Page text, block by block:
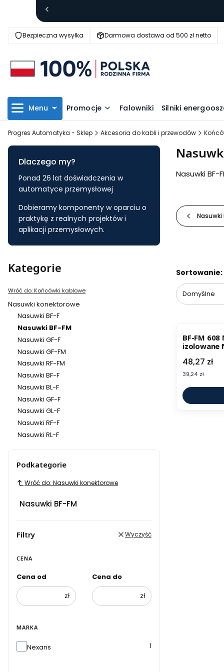
Bezpieczna wysyłka Darmowa dostawa od 500 zł netto
Menu Promocje Falowniki Silniki
Progres Automatyka - Sklep Akcesoria do kabli i przewodów
Dlaczego my?
Ponad 26 lat doświadczenia w
automatyce przemysłowej
Dobieramy komponenty w oparciu o
praktykę z realnych projektów i
aplikacji przemysłowych.
Kategorie
Wróć do: Końcówki kablowe
Nasuwki konektorowe
Nasuwki BF-F
Nasuwki BF-FM
Nasuwki GF-F
Nasuwki GF-FM
Nasuwki RF-FM
Nasuwki BF-F
Nasuwki BL-F
Nasuwki GF-F
Nasuwki GL-F
Nasuwki RF-F
Nasuwki RL-F
Podkategorie
Wróć do: Nasuwki konektorowe
Nasuwki BF-FM
Filtry Wyczyść
CENA
Cena od
zł
Cena do
zł
MARKA
Marka
Nexans 1
Nasuwki BF-
Lista
Sortowanie:
Domyślne
BF-FM
izolowane
Cena
48,27 zł
Cena
39,24 zł